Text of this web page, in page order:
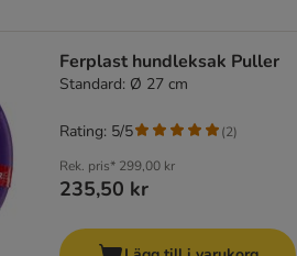
Ferplast hundleksak Puller
Standard: Ø 27 cm
Rek. pris* 299,00 kr
235,50 kr
Rating: 5/5 (2)